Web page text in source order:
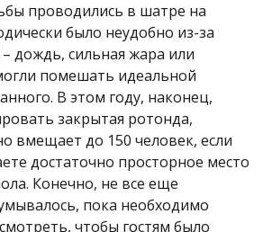
проводились в шатре на
было неудобно из-за
дождь, сильная жара или
помешать идеальной
В этом году, наконец,
закрытая ротонда,
вмещает до 150 человек, если
достаточно просторное место
Конечно, не все еще
пока необходимо
чтобы гостям было